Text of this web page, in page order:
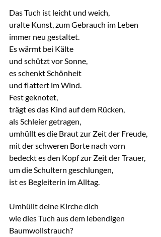
Das Tuch ist leicht und weich,
uralte Kunst, zum Gebrauch im Leben
immer neu gestaltet.
Es wärmt bei Kälte
und schützt vor Sonne,
es schenkt Schönheit
und flattert im Wind.
Fest geknotet,
trägt es das Kind auf dem Rücken,
als Schleier getragen,
umhüllt es die Braut zur Zeit der Freude,
mit der schweren Borte nach vorn
bedeckt es den Kopf zur Zeit der Trauer,
um die Schultern geschlungen,
ist es Begleiterin im Alltag.
Umhüllt deine Kirche dich
wie dies Tuch aus dem lebendigen
Baumwollstrauch?